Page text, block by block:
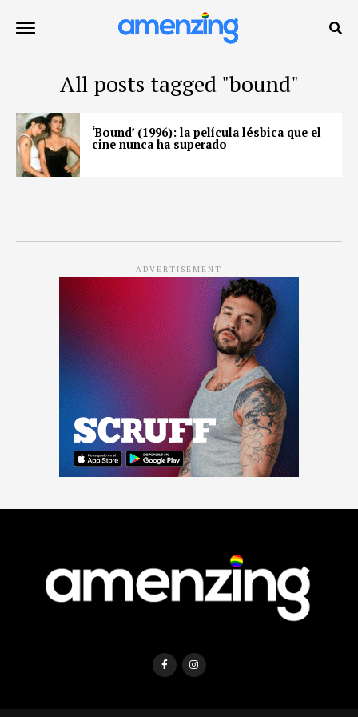
All posts tagged "bound"
‘Bound’ (1996): la película lésbica que el
cine nunca ha superado
ADVERTISEMENT